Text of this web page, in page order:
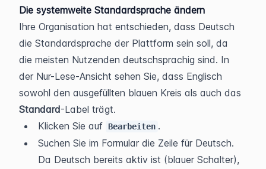
Die systemweite Standardsprache ändern
Ihre Organisation hat entschieden, dass Deutsch
die Standardsprache der Plattform sein soll, da
die meisten Nutzenden deutschsprachig sind. In
der Nur-Lese-Ansicht sehen Sie, dass Englisch
Standard-Label trägt.
Klicken Sie auf Bearbeiten .
Suchen Sie im Formular die Zeile für Deutsch.
Da Deutsch bereits aktiv ist (blauer Schalter),